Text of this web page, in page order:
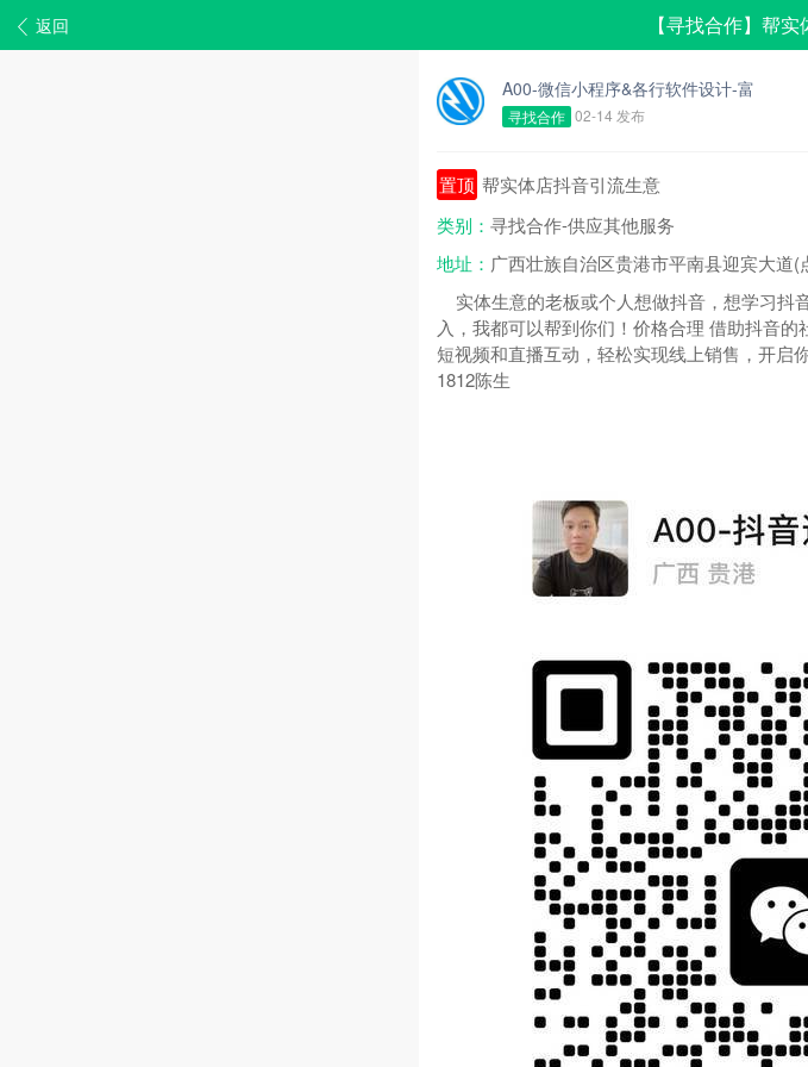
返回 【寻找合作】帮
A00-微信小程序&各行软件设计-富
寻找合作 02-14 发布
置顶 帮实体店抖音引流生意
类别： 寻找合作-供应其他服务
地址： 广西壮族自治区贵港市平南县迎宾大道(
实体生意的老板或个人想做抖音，想学习抖
入，我都可以帮到你们！价格合理 借助抖音
短视频和直播互动，轻松实现线上销售，开启
1812陈生